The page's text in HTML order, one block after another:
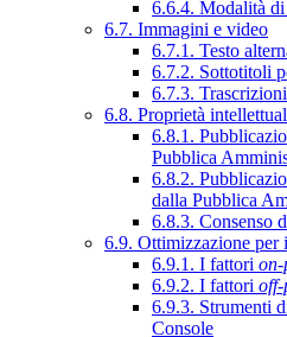
6.6.4. Modalità
6.7. Immagini e video
6.7.1. Testo
6.7.2. Sottotitoli
6.7.3.
6.8. Proprietà
6.8.1.
Pubblica
6.8.2.
dalla Pubblica
6.8.3. Consenso
6.9. Ottimizzazione
6.9.1. I fattori on-
6.9.2. I fattori off-
6.9.3. Strumenti
Console